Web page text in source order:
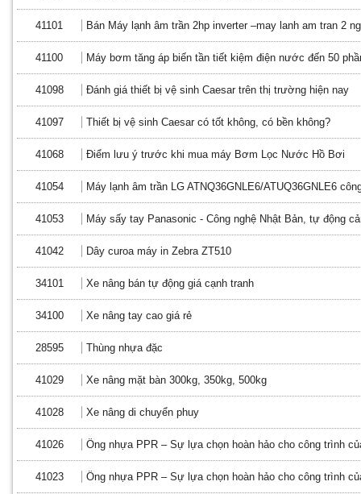
41101 Bán Máy lạnh âm trần 2hp inverter –may lanh am tran 2
41100 Máy bơm tăng áp biến tần tiết kiệm điện nước đến 50
41098 Đánh giá thiết bị vệ sinh Caesar trên thị trường hiện nay
41097 Thiết bị vệ sinh Caesar có tốt không, có bền không?
41068 Điểm lưu ý trước khi mua máy Bơm Lọc Nước Hồ Bơi
41054 Máy lạnh âm trần LG ATNQ36GNLE6/ATUQ36GNLE6
41053 Máy sấy tay Panasonic - Công nghệ Nhật Bản, tự động
41042 Dây curoa máy in Zebra ZT510
34101 Xe nâng bán tự động giá cạnh tranh
34100 Xe nâng tay cao giá rẻ
28595 Thùng nhựa đặc
41029 Xe nâng mặt bàn 300kg, 350kg, 500kg
41028 Xe nâng di chuyển phuy
41026 Ống nhựa PPR – Sự lựa chọn hoàn hảo cho công trình
41023 Ống nhựa PPR – Sự lựa chọn hoàn hảo cho công trình